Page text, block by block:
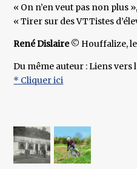
« On n’en veut pas non plus
« Tirer sur des VTTistes
René Dislaire© Houffalize, le
Du même auteur : Liens vers
* Cliquer ici